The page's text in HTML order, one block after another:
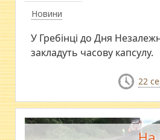
Новини
У Гребінці до Дня
закладуть часову капсулу.
22